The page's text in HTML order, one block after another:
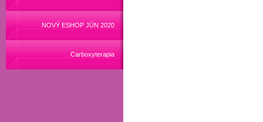
NOVÝ ESHOP JÚN 2020
Carboxyterapia